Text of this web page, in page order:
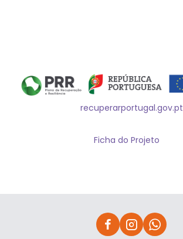
recuperarportugal.gov.pt
Ficha do Projeto